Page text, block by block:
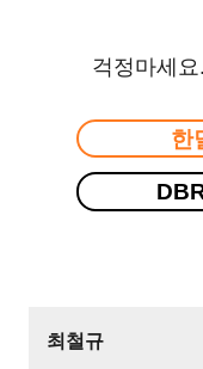
걱정마세
한
최철규